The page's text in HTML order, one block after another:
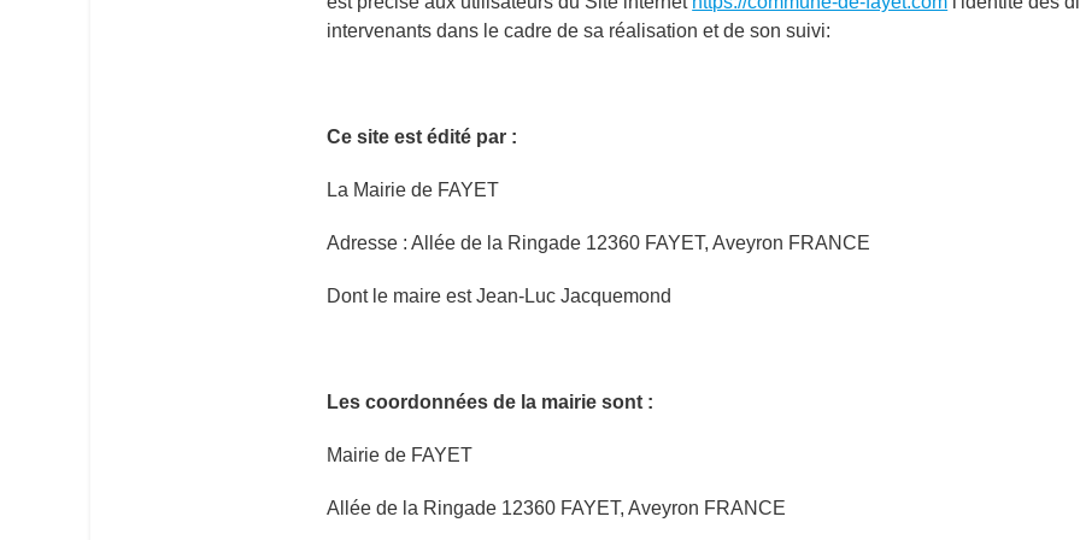
intervenants dans le cadre de sa réalisation et de son suivi:
Ce site est édité par :
La Mairie de FAYET
Adresse : Allée de la Ringade 12360 FAYET, Aveyron FRANCE
Dont le maire est Jean-LucJacquemond
Les coordonnées de la mairie sont :
Mairie de FAYET
Allée de la Ringade 12360 FAYET, Aveyron FRANCE